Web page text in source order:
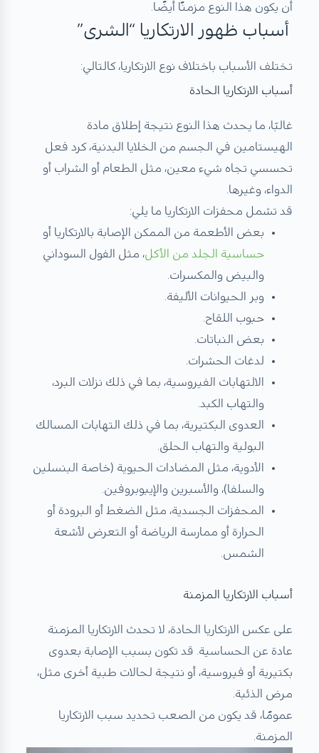
أن يكون هذا النوع مزمنًا أيضًا.
أسباب ظهور الارتكاريا “الشرى”
تختلف الأسباب باختلاف نوع الارتكاريا، كالتالي:
أسباب الارتكاريا الحادة
غالبَا، ما يحدث هذا النوع نتيجة إطلاق مادة
الهيستامين في الجسم من الخلايا البدنية، كرد فعل
تحسسي تجاه شيء معين، مثل الطعام أو الشراب أو
الدواء، وغيرها.
قد تشمل محفزات الارتكاريا ما يلي:
بعض الأطعمة من الممكن الإصابة بالارتكاريا أو
حساسية الجلد من الأكل، مثل الفول السوداني
والبيض والمكسرات.
وبر الحيوانات الأليفة.
حبوب اللقاح.
بعض النباتات.
لدغات الحشرات.
الالتهابات الفيروسية، بما في ذلك نزلات البرد،
والتهاب الكبد.
العدوى البكتيرية، بما في ذلك التهابات المسالك
البولية والتهاب الحلق.
الأدوية، مثل المضادات الحيوية (خاصة البنسلين
والسلفا)، والأسبرين والإيبوبروفين.
المحفزات الجسدية، مثل الضغط أو البرودة أو
الحرارة أو ممارسة الرياضة أو التعرض لأشعة
الشمس.
أسباب الارتكاريا المزمنة
على عكس الارتكاريا الحادة، لا تحدث الارتكاريا المزمنة
عادة عن الحساسية. قد تكون بسبب الإصابة بعدوى
بكتيرية أو فيروسية، أو نتيجة لحالات طبية أخرى مثل،
مرض الذئبة.
عمومًا، قد يكون من الصعب تحديد سبب الارتكاريا
المزمنة.